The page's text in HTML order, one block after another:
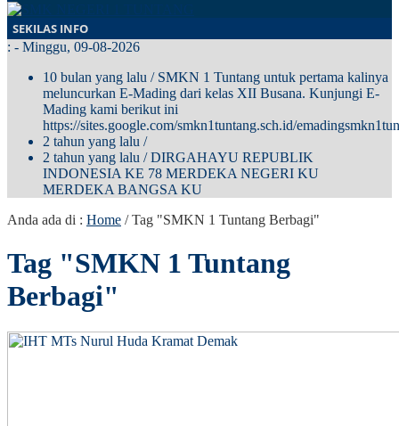
SEKILAS INFO
: - Minggu, 09-08-2026
10 bulan yang lalu / SMKN 1 Tuntang untuk pertama kalinya
meluncurkan E-Mading dari kelas XII Busana. Kunjungi E-
Mading kami berikut ini
https://sites.google.com/smkn1tuntang.sch.id/
2 tahun yang lalu /
2 tahun yang lalu / DIRGAHAYU REPUBLIK
INDONESIA KE 78 MERDEKA NEGERI KU
MERDEKA BANGSA KU
Anda ada di : Home /Tag "SMKN 1 Tuntang Berbagi"
Tag "SMKN 1 Tuntang
Berbagi"